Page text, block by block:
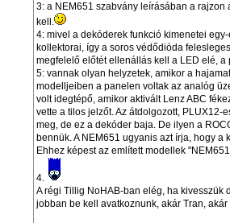
3: a NEM651 szabvány leírásában a
kell.
4: mivel a dekóderek funkció kimenetei
kollektorai, így a soros védődióda
megfelelő előtét ellenállás kell a LED elé,
5: vannak olyan helyzetek, amikor a
modelljeiben a panelen voltak az analóg
volt idegtépő, amikor aktivált Lenz ABC
vette a tilos jelzőt. Az átdolgozott,
meg, de ez a dekóder baja. De ilyen a
bennük. A NEM651 ugyanis azt írja, hogy
Ehhez képest az említett modellek
4.
A régi Tillig NoHAB-ban elég, ha kivesszük
jobban be kell avatkoznunk, akár Tran,